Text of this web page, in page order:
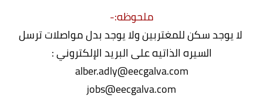
ملحوظه:-
لا يوجد سكن للمغتربين ولا يوجد بدل مواصلات ترسل
السيره الذاتيه على البريد الإلكتروني :
alber.adly@eecgalva.com
jobs@eecgalva.com